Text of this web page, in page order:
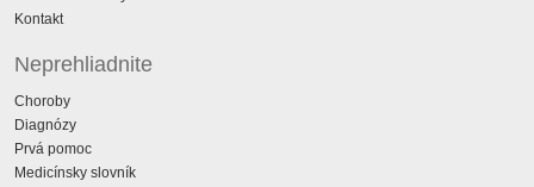
Kontakt
Neprehliadnite
Choroby
Diagnózy
Prvá pomoc
Medicínsky slovník